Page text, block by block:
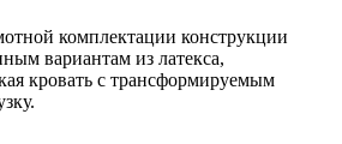
комплектации конструкции
вариантам из латекса,
кровать с трансформируемым